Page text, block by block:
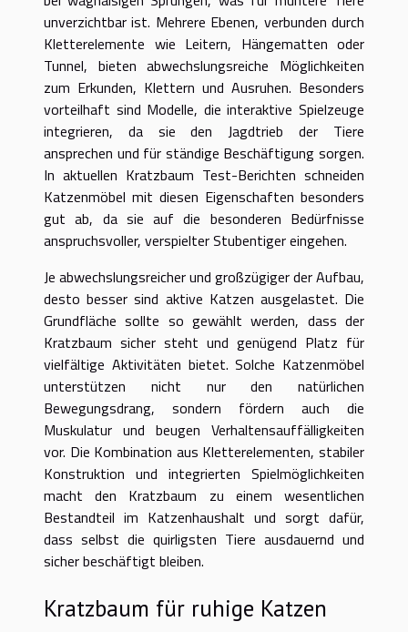
unverzichtbar ist. Mehrere Ebenen, verbunden durch
Kletterelemente wie Leitern, Hängematten oder
Tunnel, bieten abwechslungsreiche Möglichkeiten
zum Erkunden, Klettern und Ausruhen. Besonders
vorteilhaft sind Modelle, die interaktive Spielzeuge
integrieren, da sie den Jagdtrieb der Tiere
ansprechen und für ständige Beschäftigung sorgen.
In aktuellen Kratzbaum Test-Berichten schneiden
Katzenmöbel mit diesen Eigenschaften besonders
gut ab, da sie auf die besonderen Bedürfnisse
anspruchsvoller, verspielter Stubentiger eingehen.
Je abwechslungsreicher und großzügiger der Aufbau,
desto besser sind aktive Katzen ausgelastet. Die
Grundfläche sollte so gewählt werden, dass der
Kratzbaum sicher steht und genügend Platz für
vielfältige Aktivitäten bietet. Solche Katzenmöbel
unterstützen nicht nur den natürlichen
Bewegungsdrang, sondern fördern auch die
Muskulatur und beugen Verhaltensauffälligkeiten
vor. Die Kombination aus Kletterelementen, stabiler
Konstruktion und integrierten Spielmöglichkeiten
macht den Kratzbaum zu einem wesentlichen
Bestandteil im Katzenhaushalt und sorgt dafür,
dass selbst die quirligsten Tiere ausdauernd und
sicher beschäftigt bleiben.
Kratzbaum für ruhige Katzen